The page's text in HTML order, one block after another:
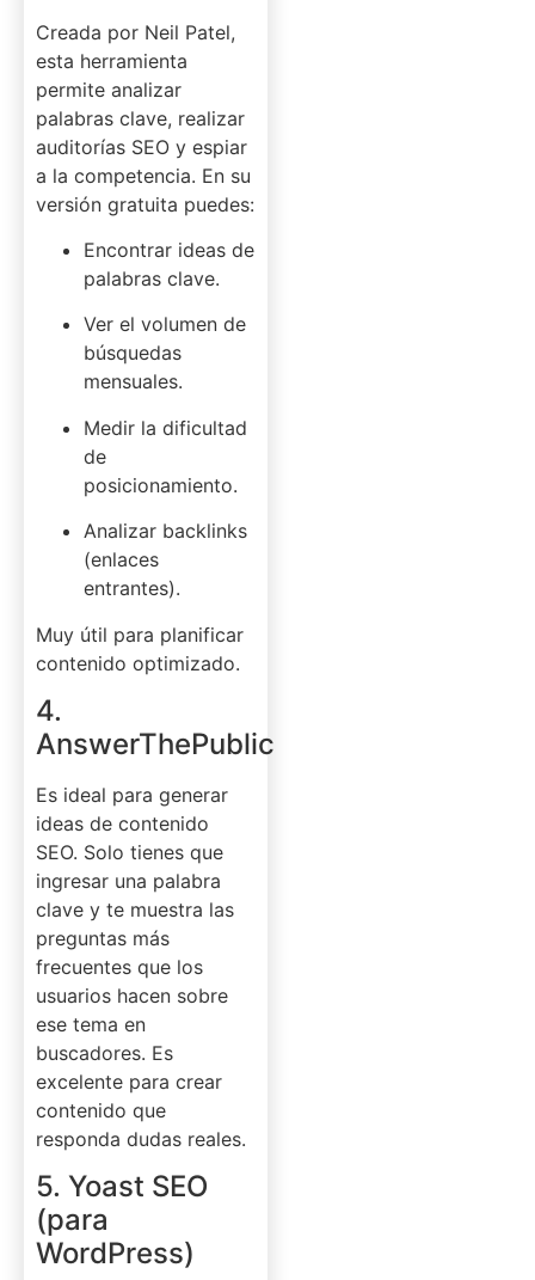
Creada por Neil Patel,
esta herramienta
permite analizar
palabras clave, realizar
auditorías SEO y espiar
a la competencia. En su
versión gratuita puedes:
Encontrar ideas de
palabras clave.
Ver el volumen de
búsquedas
mensuales.
Medir la dificultad
de
posicionamiento.
Analizar backlinks
(enlaces
entrantes).
Muy útil para planificar
contenido optimizado.
4.
AnswerThePublic
Es ideal para generar
ideas de contenido
SEO. Solo tienes que
ingresar una palabra
clave y te muestra las
preguntas más
frecuentes que los
usuarios hacen sobre
ese tema en
buscadores. Es
excelente para crear
contenido que
responda dudas reales.
5. Yoast SEO
(para
WordPress)